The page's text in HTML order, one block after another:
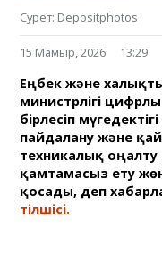
Сурет: Depositphotos
15 Мамыр, 2026 13:29
Еңбек және
министрлігі
бірлесіп
пайдалану және
техникалық
қамтамасыз ету
қосады, деп
тілшісі.